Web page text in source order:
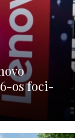
os foci-